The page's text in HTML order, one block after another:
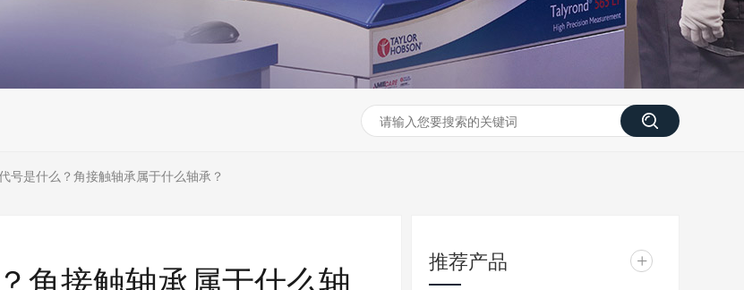
号是什么？角接触轴承属于什么轴承？
角接触轴承属于什么轴
推荐产品 +